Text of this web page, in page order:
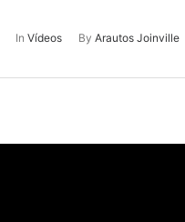
In Vídeos By Arautos Joinville